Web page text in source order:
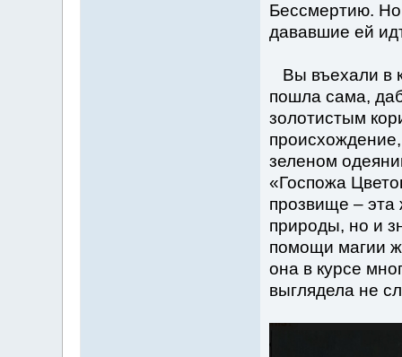
Бессмертию.
дававшие ей
Вы въехали в
пошла сама,
золотистым
зеленом
«Госпожа
прозвище – эта
природы, но и
помощи магии
она в курсе
выглядела не